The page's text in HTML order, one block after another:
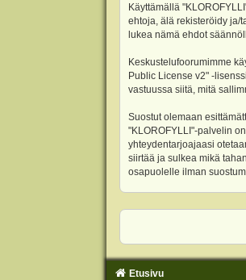
Käyttämällä
ehtoja, älä rekisteröidy ja/
lukea nämä ehdot
Keskustelufoorumimme
Public License v2" -
vastuussa siitä, mitä
Suostut olemaan
"KLOROFYLLI"-palvelin
yhteydentarjoajaasi
siirtää ja sulkea mikä
osapuolelle ilman
Etusivu